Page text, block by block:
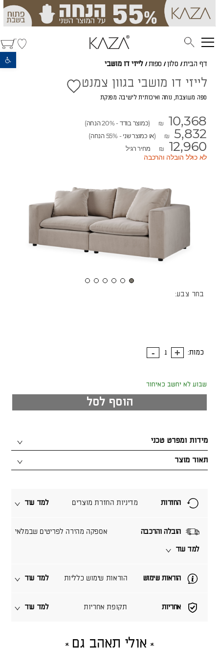
פתח סרגל נגישות
דף הבית/ סלון / ספות / לייזי דו מושבי
לייזי דו מושבי בגוון צמנט
ספה מעוצבת, נוחה ואיכותית לישיבה מפנקת
₪ 10,368 (כמוצר בודד - 20% הנחה)
₪ 5,832 (או כמוצר שני - 55% הנחה)
₪ 12,960 מחיר רגיל
לא כולל הובלה והרכבה
בחר צבע:
כמות:
שבוע לא יחשב כאיחור
הוסף לסל
תאור מוצר
מידות ומפרט טכני
אחריות תקופת אחריות למד עוד
הוראות שימוש הוראות שימוש כלליות למד עוד
הובלה והרכבה אספקה מהירה לפריטים שבמלאי
למד עוד
החזרות מדיניות החזרת מוצרים למד עוד
אולי תאהב גם